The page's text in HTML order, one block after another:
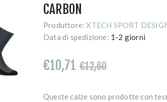
CARBON
Produttore: XTECH SPORT
Data di spedizione: 1-2 giorni
€10,71 €12,60
Queste calze sono prodotte con